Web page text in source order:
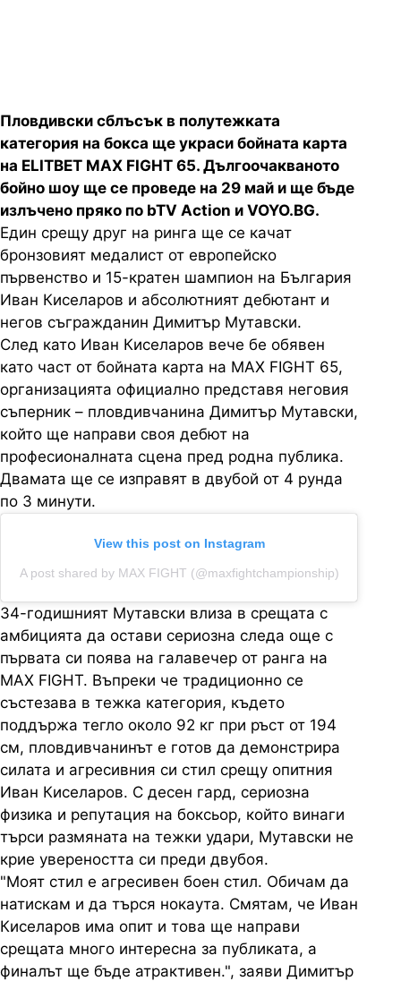
Пловдивски сблъсък в полутежката
категория на бокса ще украси бойната карта
на ELITBET MAX FIGHT 65. Дългоочакваното
бойно шоу ще се проведе на 29 май и ще бъде
излъчено пряко по bTV Action и VOYO.BG.
Един срещу друг на ринга ще се качат
бронзовият медалист от европейско
първенство и 15-кратен шампион на България
Иван Киселаров и абсолютният дебютант и
негов съгражданин Димитър Мутавски.
След като Иван Киселаров вече бе обявен
като част от бойната карта на MAX FIGHT 65,
организацията официално представя неговия
съперник – пловдивчанина Димитър Мутавски,
който ще направи своя дебют на
професионалната сцена пред родна публика.
Двамата ще се изправят в двубой от 4 рунда
по 3 минути.
View this post on Instagram
A post shared by MAX FIGHT (@maxfightchampionship)
34-годишният Мутавски влиза в срещата с
амбицията да остави сериозна следа още с
първата си поява на галавечер от ранга на
MAX FIGHT. Въпреки че традиционно се
състезава в тежка категория, където
поддържа тегло около 92 кг при ръст от 194
см, пловдивчанинът е готов да демонстрира
силата и агресивния си стил срещу опитния
Иван Киселаров. С десен гард, сериозна
физика и репутация на боксьор, който винаги
търси размяната на тежки удари, Мутавски не
крие увереността си преди двубоя.
"Моят стил е агресивен боен стил. Обичам да
натискам и да търся нокаута. Смятам, че Иван
Киселаров има опит и това ще направи
срещата много интересна за публиката, а
финалът ще бъде атрактивен.", заяви Димитър